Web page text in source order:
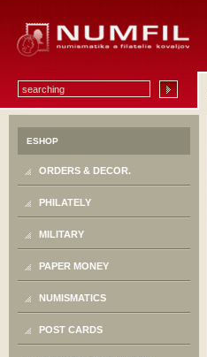
ESHOP
ORDERS & DECOR.
PHILATELY
MILITARY
PAPER MONEY
NUMISMATICS
POST CARDS